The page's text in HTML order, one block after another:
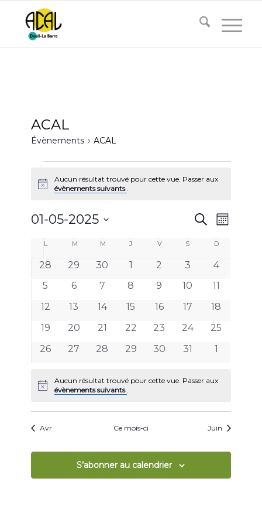
ACAL
Évènements ACAL
Notice
Aucun résultat trouvé pour cette vue. Passer aux
évènements suivants.
vues
Recherche
de
Mois
01-05-2025
date.
Calendrier
de
Évènements
Llundi M M mercrediJ Vvendredi
S D
0
28
0
29
0
30
01
0
2
0
3
0
4
0
5
0
6
0
7
0
8
0
9
0
10
0
11
0
12
0
13
0
14
0
15
0
16
0
17
0
18
0
19
0
20
0
21
0
22
0
23
0
24
0
25
0
26
0
27
0
28
0
29
0
30
0
31
01
Notice
Aucun résultat trouvé pour cette vue. Passer aux
évènements suivants.
Avr Ce mois-ci Juin
S’abonner au calendrier